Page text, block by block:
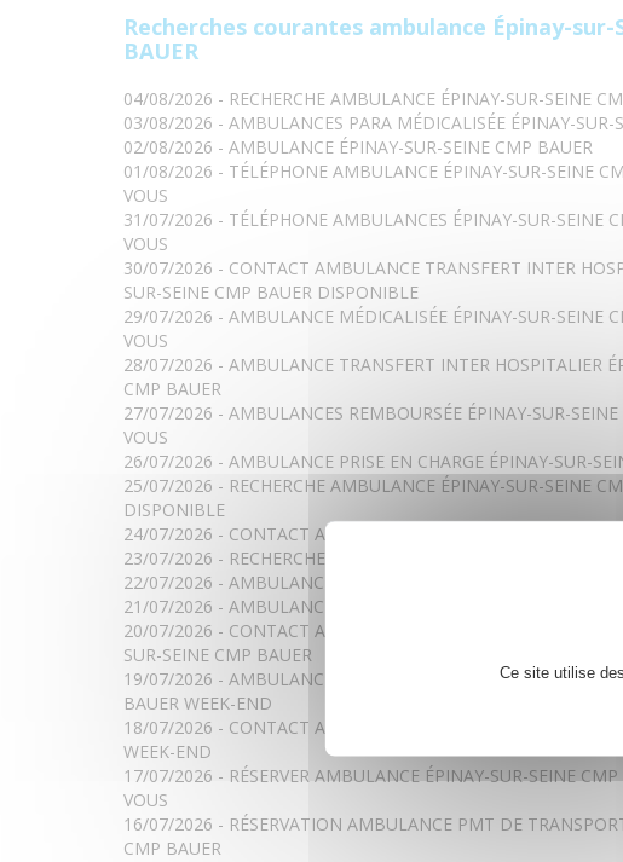
Recherches courantes ambulance Épinay-sur-
BAUER
04/08/2026 - RECHERCHE AMBULANCE ÉPINAY-SUR-SEINE
03/08/2026 - AMBULANCES PARA MÉDICALISÉE ÉPINAY-SUR-
02/08/2026 - AMBULANCE ÉPINAY-SUR-SEINE CMP BAUER
01/08/2026 - TÉLÉPHONE AMBULANCE ÉPINAY-SUR-SEINE
VOUS
31/07/2026 - TÉLÉPHONE AMBULANCES ÉPINAY-SUR-SEINE
VOUS
30/07/2026 - CONTACT AMBULANCE TRANSFERT INTER
SUR-SEINE CMP BAUER DISPONIBLE
29/07/2026 - AMBULANCE MÉDICALISÉE ÉPINAY-SUR-SEINE
VOUS
28/07/2026 - AMBULANCE TRANSFERT INTER HOSPITALIER
CMP BAUER
27/07/2026 - AMBULANCES REMBOURSÉE ÉPINAY-SUR-
VOUS
26/07/2026 - AMBULANCE PRISE EN CHARGE ÉPINAY-SUR-
25/07/2026 - RECHERCHE AMBULANCE ÉPINAY-SUR-SEINE
DISPONIBLE
24/07/2026 - CONTACT AMBULANCES ÉPINAY-SUR-SEINE CMP
23/07/2026 - RECHERCHE AMBULANCES ÉPINAY-SUR-SEINE
22/07/2026 - AMBULANCE ÉPINAY-SUR-SEINE CMP BAUER
21/07/2026 - AMBULANCES ÉPINAY-SUR-SEINE CMP BAUER
20/07/2026 - CONTACT AMBULANCE TRANSFERT INTER
SUR-SEINE CMP BAUER
19/07/2026 - AMBULANCE AVEC REMBOURSEMENT ÉPINAY-
BAUER WEEK-END
18/07/2026 - CONTACT AMBULANCE MÉDICALISÉE ÉPINAY-
WEEK-END
17/07/2026 - RÉSERVER AMBULANCE ÉPINAY-SUR-SEINE
VOUS
16/07/2026 - RÉSERVATION AMBULANCE PMT DE
CMP BAUER
Ce site utilise